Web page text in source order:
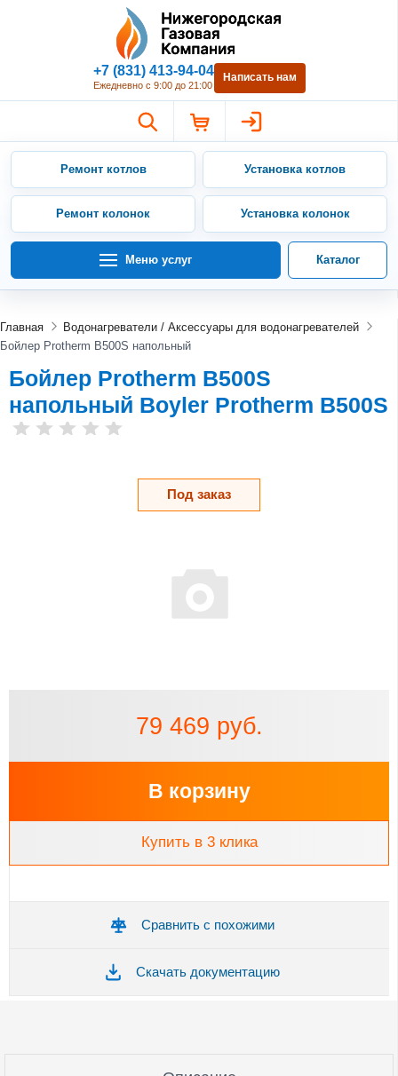
Нижегородская Газовая
+7 (831) 413-94-04
Ежедневно с 9:00 до 21:00
Написать нам
Ремонт котлов Установка котлов
Ремонт колонок Установка колонок
Меню услуг Каталог
Главная
Водонагреватели / Аксессуары для водонагревателей
Бойлер Protherm B500S напольный
Бойлер Protherm B500S
напольный Boyler Protherm B500S
Под заказ
79 469 руб.
В корзину
Купить в 3 клика
Сравнить с похожими
Скачать документацию